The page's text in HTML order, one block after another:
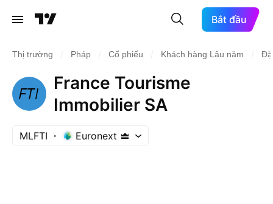
Bắt đầu
Thị trường Pháp Cổ phiếu Khách hàng Lâu năm
France Tourisme
Immobilier SA
MLFTI Euronext